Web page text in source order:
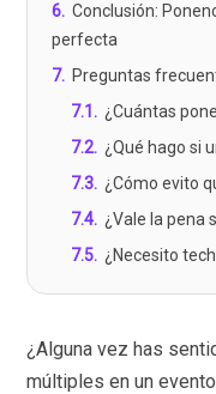
6. Conclusión:
perfecta
7. Preguntas
7.1 . ¿Cuántas
7.2. ¿Qué hago si
7.3. ¿Cómo evito
7.4. ¿Vale la pena
7.5. ¿Necesito
¿Alguna vez has
múltiples en un